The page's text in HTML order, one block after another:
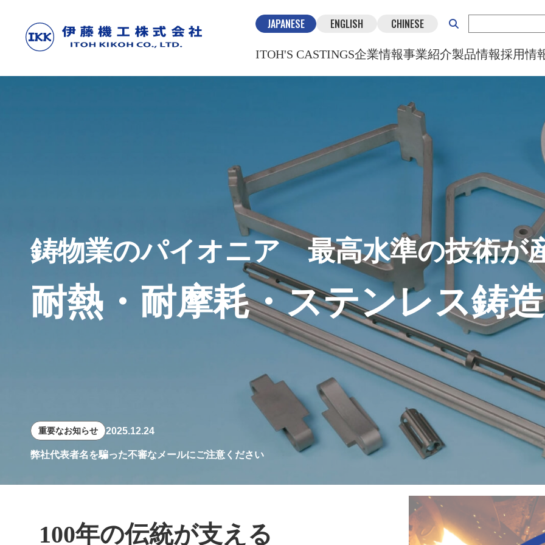
JAPANESE ENGLISH CHINESE
ITOH'S CASTINGS企業情報事業紹介製品情報採用情
鋳物業のパイオニア 最高水準の技術が
耐熱・耐摩耗・ステンレス鋳
重要なお知らせ 2025.12.24
弊社代表者名を騙った不審なメールにご注意ください
100年の伝統が支える